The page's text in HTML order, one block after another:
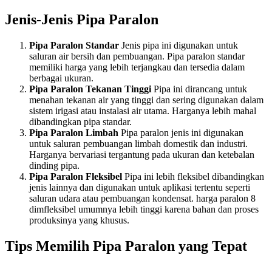
Jenis-Jenis Pipa Paralon
Pipa Paralon Standar Jenis pipa ini digunakan untuk
saluran air bersih dan pembuangan. Pipa paralon standar
memiliki harga yang lebih terjangkau dan tersedia dalam
berbagai ukuran.
Pipa Paralon Tekanan Tinggi Pipa ini dirancang untuk
menahan tekanan air yang tinggi dan sering digunakan dalam
sistem irigasi atau instalasi air utama. Harganya lebih mahal
dibandingkan pipa standar.
Pipa Paralon Limbah Pipa paralon jenis ini digunakan
untuk saluran pembuangan limbah domestik dan industri.
Harganya bervariasi tergantung pada ukuran dan ketebalan
dinding pipa.
Pipa Paralon Fleksibel Pipa ini lebih fleksibel dibandingkan
jenis lainnya dan digunakan untuk aplikasi tertentu seperti
saluran udara atau pembuangan kondensat. harga paralon 8
dimfleksibel umumnya lebih tinggi karena bahan dan proses
produksinya yang khusus.
Tips Memilih Pipa Paralon yang Tepat